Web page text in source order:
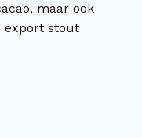
maar ook
export stout